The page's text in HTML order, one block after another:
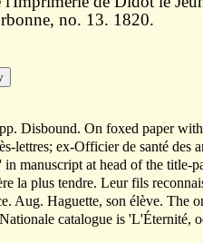
no. 13. 1820.
Disbound. On foxed paper
lettres; ex-Officier de santé des
manuscript at head of the title-
la plus tendre. Leur fils
Aug. Haguette, son élève. The
catalogue is 'L'Éternité,